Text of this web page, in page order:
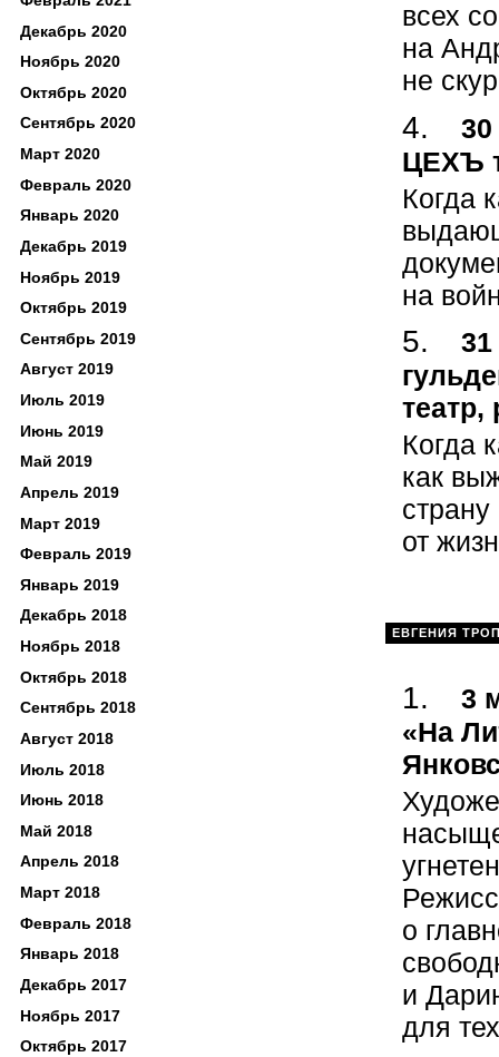
всех
на
не
ЦЕХЪ
Когда
на
Когда
как
от
ЕВГЕНИЯ
3
«На
о
и
для
Декабрь 2020
Ноябрь 2020
Октябрь 2020
Сентябрь 2020
Март 2020
Февраль 2020
Январь 2020
Декабрь 2019
Ноябрь 2019
Октябрь 2019
Сентябрь 2019
Август 2019
Июль 2019
Июнь 2019
Май 2019
Апрель 2019
Март 2019
Февраль 2019
Январь 2019
Декабрь 2018
Ноябрь 2018
Октябрь 2018
Сентябрь 2018
Август 2018
Июль 2018
Июнь 2018
Май 2018
Апрель 2018
Март 2018
Февраль 2018
Январь 2018
Декабрь 2017
Ноябрь 2017
Октябрь 2017